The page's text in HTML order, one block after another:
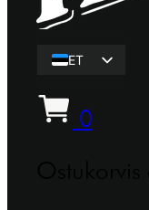
ET
0